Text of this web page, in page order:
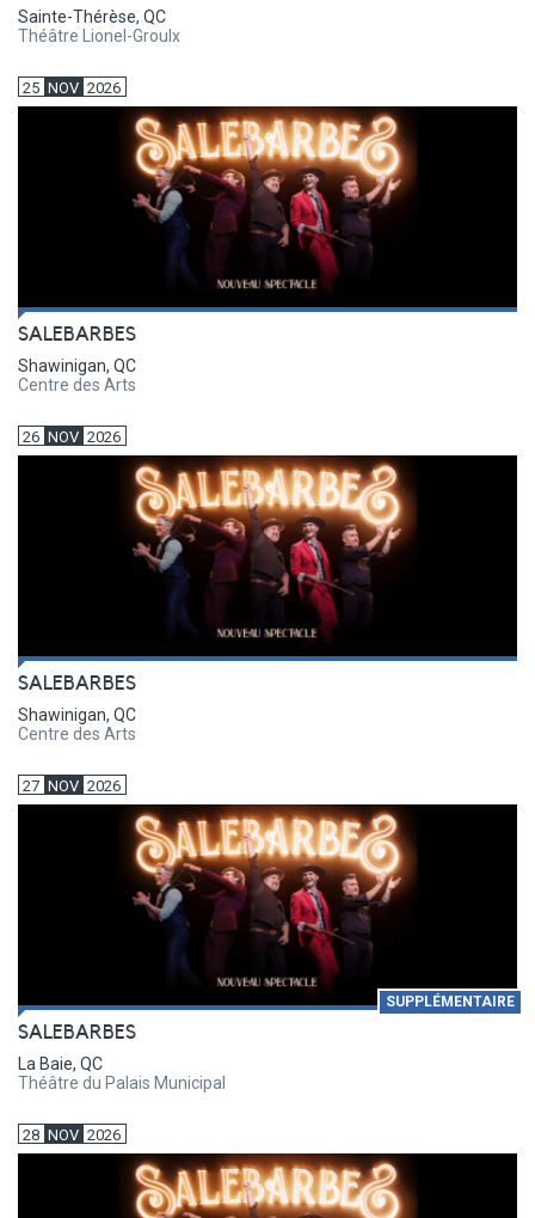
Sainte-Thérèse, QC
Théâtre Lionel-Groulx
25 NOV 2026
SALEBARBES
Shawinigan, QC
Centre des Arts
26 NOV 2026
SALEBARBES
Shawinigan, QC
Centre des Arts
27 NOV 2026
SUPPLÉMENTAIRE
SALEBARBES
La Baie, QC
Théâtre du Palais Municipal
28 NOV 2026